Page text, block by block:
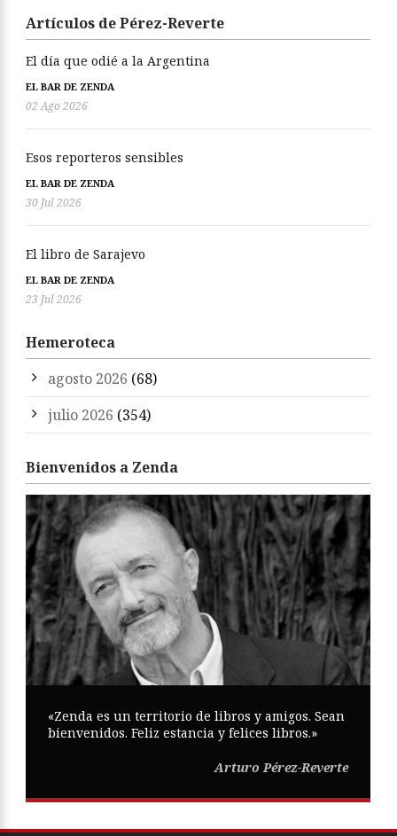
Artículos de Pérez-Reverte
El día que odié a la Argentina
EL BAR DE ZENDA
02 Ago 2026
Esos reporteros sensibles
EL BAR DE ZENDA
30 Jul 2026
El libro de Sarajevo
EL BAR DE ZENDA
23 Jul 2026
Hemeroteca
agosto 2026 (68)
julio 2026 (354)
Bienvenidos a Zenda
«Zenda es un territorio de libros y amigos. Sean
bienvenidos. Feliz estancia y felices libros.»
Arturo Pérez-Reverte